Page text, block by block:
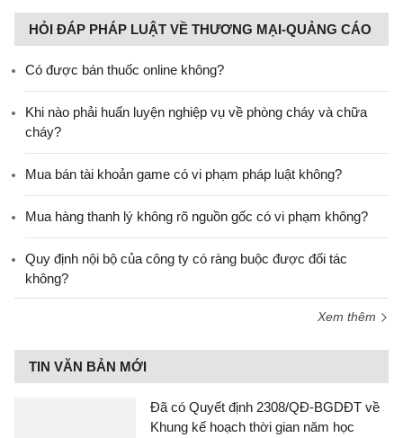
HỎI ĐÁP PHÁP LUẬT VỀ THƯƠNG MẠI-QUẢNG CÁO
Có được bán thuốc online không?
Khi nào phải huấn luyện nghiệp vụ về phòng cháy và chữa
cháy?
Mua bán tài khoản game có vi phạm pháp luật không?
Mua hàng thanh lý không rõ nguồn gốc có vi phạm không?
Quy định nội bộ của công ty có ràng buộc được đối tác
không?
Xem thêm
TIN VĂN BẢN MỚI
Đã có Quyết định 2308/QĐ-BGDĐT về
Khung kế hoạch thời gian năm học